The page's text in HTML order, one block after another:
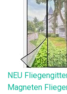
NEU
Magneten